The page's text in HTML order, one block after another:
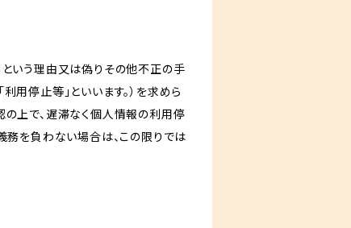
いう理由又は偽りその他不正の手
停止等」といいます。）を求めら
上で、遅滞なく個人情報の利用停
務を負わない場合は、この限りでは